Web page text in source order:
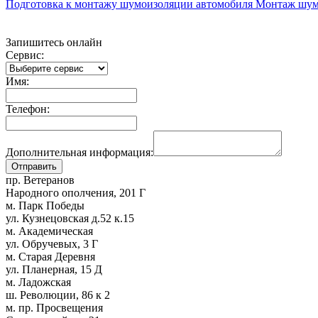
Подготовка к монтажу шумоизоляции автомобиля Монтаж
Запишитесь онлайн
Сервис:
Имя:
Телефон:
Дополнительная информация:
пр. Ветеранов
Народного ополчения, 201 Г
м. Парк Победы
ул. Кузнецовская д.52 к.15
м. Академическая
ул. Обручевых, 3 Г
м. Старая Деревня
ул. Планерная, 15 Д
м. Ладожская
ш. Революции, 86 к 2
м. пр. Просвещения